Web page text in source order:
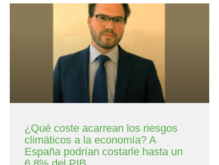
¿Qué coste acarrean los riesgos
climáticos a la economía? A
España podrían costarle hasta un